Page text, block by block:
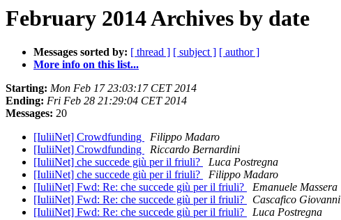
February 2014 Archives by date
Messages sorted by: [ thread ] [ subject ] [ author ]
More info on this list...
Starting: Mon Feb 17 23:03:17 CET 2014
Ending: Fri Feb 28 21:29:04 CET 2014
Messages: 20
[IuliiNet] Crowdfunding
Filippo Madaro
[IuliiNet] Crowdfunding
Riccardo Bernardini
[IuliiNet] che succede giù per il friuli?
Luca Postregna
[IuliiNet] che succede giù per il friuli?
Filippo Madaro
[IuliiNet] Fwd: Re: che succede giù per il friuli?
Emanuele Massera
[IuliiNet] Fwd: Re: che succede giù per il friuli?
Cascafico Giovanni
[IuliiNet] Fwd: Re: che succede giù per il friuli?
Luca Postregna